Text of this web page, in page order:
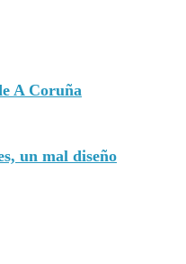
A Coruña
un mal diseño